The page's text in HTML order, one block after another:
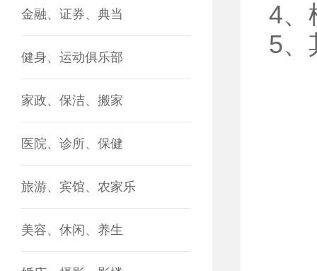
金融、证券、典当
健身、运动俱乐部
家政、保洁、搬家
医院、诊所、保健
旅游、宾馆、农家乐
美容、休闲、养生
4、
5、